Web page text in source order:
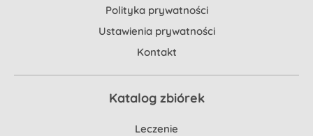
Polityka prywatności
Ustawienia prywatności
Kontakt
Katalog zbiórek
Leczenie